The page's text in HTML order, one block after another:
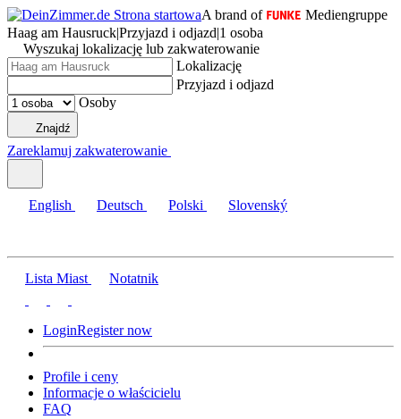
A brand of
Mediengruppe
Haag am Hausruck|Przyjazd i odjazd|1 osoba
Wyszukaj lokalizację lub zakwaterowanie
Lokalizację
Przyjazd i odjazd
Osoby
Znajdź
Zareklamuj zakwaterowanie
English Deutsch Polski Slovenský
Lista Miast Notatnik
LoginRegister now
Profile i ceny
Informacje o właścicielu
FAQ